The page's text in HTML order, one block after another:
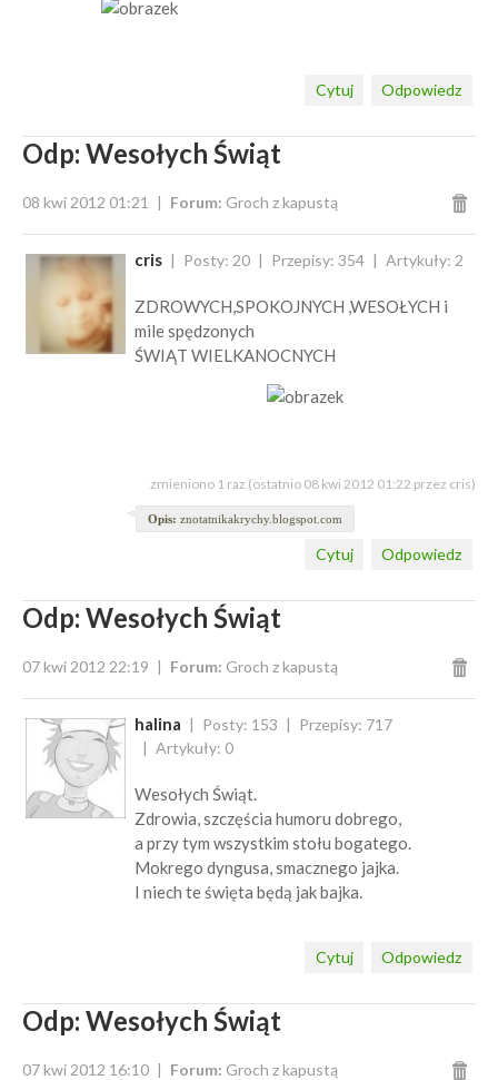
Odpowiedz
Cytuj
Odp: Wesołych Świąt
08 kwi 2012 01:21 Forum: Groch z kapustą
cris Posty: 20 Przepisy: 354 Artykuły: 2
ZDROWYCH,SPOKOJNYCH ,WESOŁYCH i
mile spędzonych
ŚWIĄT WIELKANOCNYCH
zmieniono 1 raz (ostatnio 08 kwi 2012 01:22 przez cris)
Opis: znotatnikakrychy.blogspot.com
Odpowiedz
Cytuj
Odp: Wesołych Świąt
07 kwi 2012 22:19 Forum: Groch z kapustą
halina Posty: 153
Przepisy: 717
Artykuły: 0
Wesołych Świąt.
Zdrowia, szczęścia humoru dobrego,
a przy tym wszystkim stołu bogatego.
Mokrego dyngusa, smacznego jajka.
I niech te święta będą jak bajka.
Odpowiedz
Cytuj
Odp: Wesołych Świąt
07 kwi 2012 16:10 Forum: Groch z kapustą